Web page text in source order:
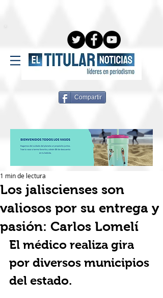
Compartir
Los jaliscienses son
valiosos por su entrega y
pasión: Carlos Lomelí
1 min de lectura
El médico realiza gira
por diversos municipios
del estado.